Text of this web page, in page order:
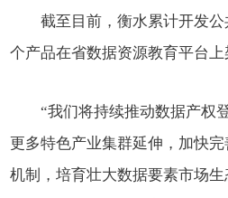
截至目前，衡水累计开发公
个产品在省数据资源教育平台上
“我们将持续推动数据产权
更多特色产业集群延伸，加快
机制，培育壮大数据要素市场